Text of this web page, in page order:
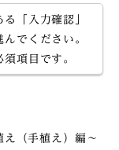
「入力確認」
でください。
項目です。
（手植え）編～